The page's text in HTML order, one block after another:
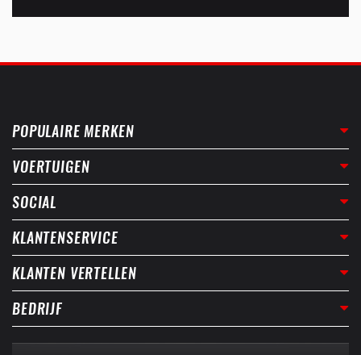
POPULAIRE MERKEN
VOERTUIGEN
SOCIAL
KLANTENSERVICE
KLANTEN VERTELLEN
BEDRIJF